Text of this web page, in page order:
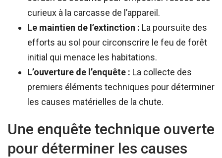
curieux à la carcasse de l’appareil.
Le maintien de l’extinction : La poursuite des
efforts au sol pour circonscrire le feu de forêt
initial qui menace les habitations.
L’ouverture de l’enquête : La collecte des
premiers éléments techniques pour déterminer
les causes matérielles de la chute.
Une enquête technique ouverte
pour déterminer les causes